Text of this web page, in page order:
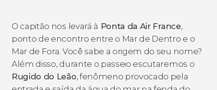
O capitão nos levará à Ponta da Air France,
ponto de encontro entre o Mar de Dentro e o
Mar de Fora. Você sabe a origem do seu nome?
Além disso, durante o passeio escutaremos o
Rugido do Leão, fenômeno provocado pela